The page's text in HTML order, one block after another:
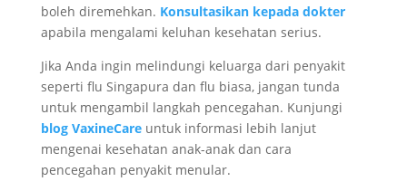
boleh diremehkan. Konsultasikan kepada dokter
apabila mengalami keluhan kesehatan serius.
Jika Anda ingin melindungi keluarga dari penyakit
seperti flu Singapura dan flu biasa, jangan tunda
untuk mengambil langkah pencegahan. Kunjungi
blog VaxineCareuntuk informasi lebih lanjut
mengenai kesehatan anak-anak dan cara
pencegahan penyakit menular.